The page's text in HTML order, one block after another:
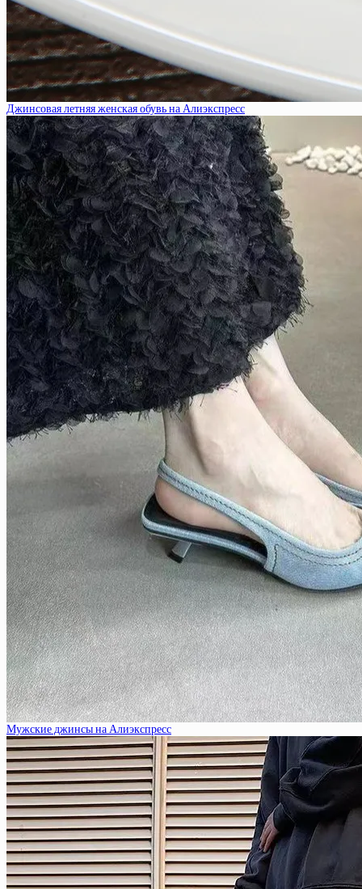
Джинсовая летняя женская обувь на Алиэкспресс
Мужские джинсы на Алиэкспресс